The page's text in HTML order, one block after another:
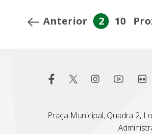
Anterior 2 10
Praça Municipal, Quadra 2,